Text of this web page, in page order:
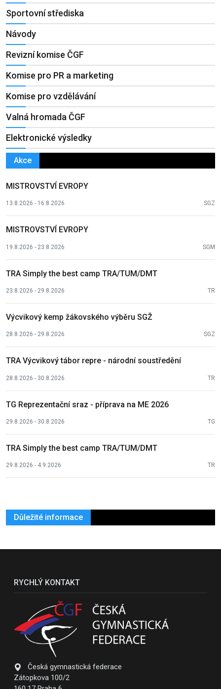
Sportovní střediska
Návody
Revizní komise ČGF
Komise pro PR a marketing
Komise pro vzdělávání
Valná hromada ČGF
Elektronické výsledky
Akce
MISTROVSTVÍ EVROPY
13.8.2026 - 16.8.2026 SGZ
MISTROVSTVÍ EVROPY
19.8.2026 - 23.8.2026 SGM
TRA Simply the best camp TRA/TUM/DMT
23.8.2026 - 29.8.2026 TR
Výcvikový kemp žákovského výběru SGŽ
28.8.2026 - 29.8.2026 SGZ
TRA Výcvikový tábor repre - národní soustředění
28.8.2026 - 30.8.2026 TR
TG Reprezentační sraz - příprava na ME 2026
29.8.2026 - 30.8.2026 TG
TRA Simply the best camp TRA/TUM/DMT
29.8.2026 - 4.9.2026 TR
Důležité informace
RYCHLÝ KONTAKT
Česká gymnastická federace
Zátopkova 100/2